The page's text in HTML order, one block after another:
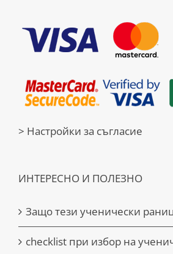
> Настройки за съгласие
ИНТЕРЕСНО И ПОЛЕЗНО
Защо тези ученически
checklist при избор на